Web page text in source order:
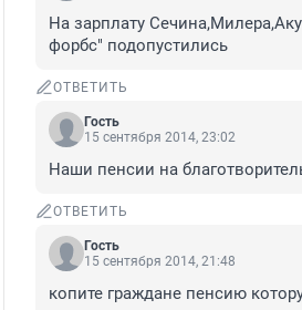
На зарплату
форбс" подопустились
ОТВЕТИТЬ
Гость
15 сентября 2014, 23:02
Наши пенсии на
ОТВЕТИТЬ
Гость
15 сентября 2014, 21:48
копите граждане пенсию